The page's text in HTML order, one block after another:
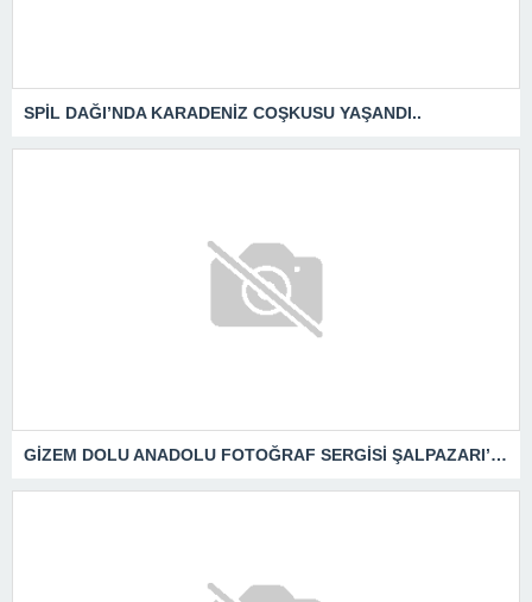
SPİL DAĞI’NDA KARADENİZ COŞKUSU YAŞANDI..
GİZEM DOLU ANADOLU FOTOĞRAF SERGİSİ ŞALPAZARI’NDA